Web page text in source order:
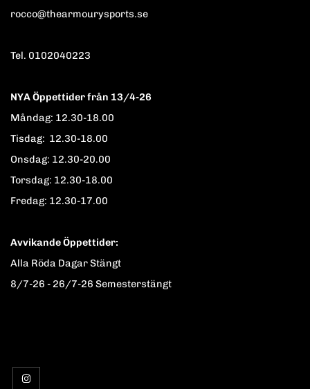
rocco@thearmourysports.se
Tel. 0102040223
NYA Öppettider från 13/4-26
Måndag: 12.30-18.00
Tisdag: 12.30-18.00
Onsdag: 12.30-20.00
Torsdag: 12.30-18.00
Fredag: 12.30-17.00
Avvikande Öppettider:
Alla Röda Dagar Stängt
8/7-26 - 26/7-26 Semesterstängt